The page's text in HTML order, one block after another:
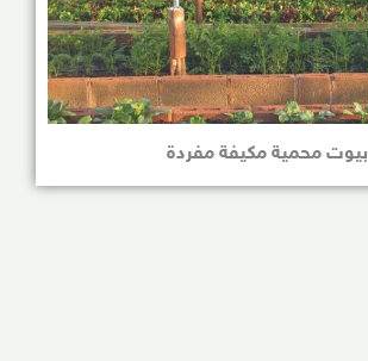
بيوت محمية مكيفة مفردة